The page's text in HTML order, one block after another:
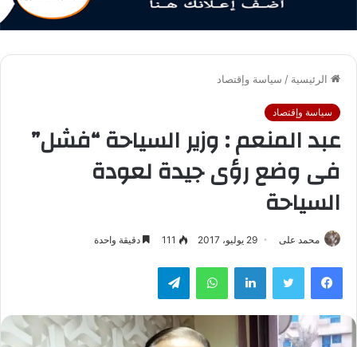
الرئيسية / سياسة وإقتصاد
سياسة وإقتصاد
عبد المنعم : وزير السياحة “فشل”
فى وضع رؤى جيدة لعودة
السياحة
محمد على 29 يوليو، 2017 111 دقيقة واحدة
فيسبوك تويتر لينكدإن واتساب تيلقرام